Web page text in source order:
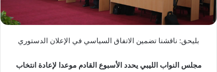
ت
بليحق: ناقشنا تضمين الاتفاق السياسي في الإعلان الدستوري
مجلس النواب الليبي يحدد الأسبوع القادم موعدا لإعادة انتخاب